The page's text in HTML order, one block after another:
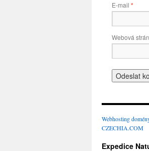
E-mail *
Webová
Webhosting
CZECHIA.COM
Expedice